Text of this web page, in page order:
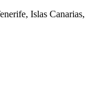
Islas Canarias,